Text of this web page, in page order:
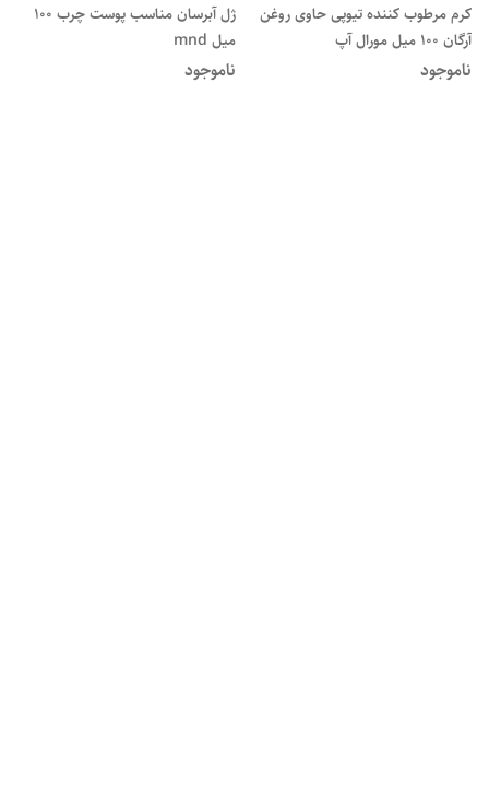
کرم مرطوب کننده تیوپی حاوی روغن
آرگان ۱۰۰ میل مورال آپ
ناموجود
ژل آبرسان مناسب پوست چرب ۱۰۰
میل mnd
ناموجود